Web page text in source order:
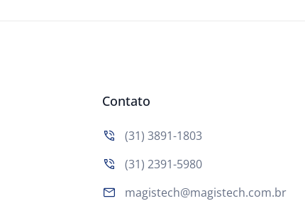
Contato
(31) 3891-1803
(31) 2391-5980
magistech@magistech.com.br